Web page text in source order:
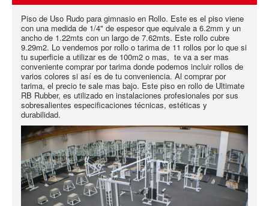
Piso de Uso Rudo para gimnasio en Rollo. Este es el piso viene
con una medida de 1/4" de espesor que equivale a 6.2mm y un
ancho de 1.22mts con un largo de 7.62mts. Este rollo cubre
9.29m2. Lo vendemos por rollo o tarima de 11 rollos por lo que si
tu superficie a utilizar es de 100m2 o mas, te va a ser mas
conveniente comprar por tarima donde podemos incluir rollos de
varios colores si así es de tu conveniencia. Al comprar por
tarima, el precio te sale mas bajo. Este piso en rollo de Ultimate
RB Rubber, es utilizado en instalaciones profesionales por sus
sobresalientes especificaciones técnicas, estéticas y
durabilidad.